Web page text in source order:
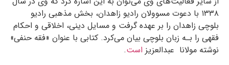
۱۳۳۸ با دعوت مسوولان رادیو زاهدان، بخش مذهبی رادیو
بلوچی زاهدان را بر عهده گرفت و مسایل دینی، اخلاقی و احکام
فقهی را بـه زبان بلوچی بیان می‌کرد. کتابی با عنوان «فقه حنفی»
نوشته مولانا عبدالعزیز است.